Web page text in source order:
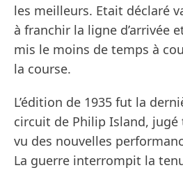
les meilleurs. Etait déclaré
à franchir la ligne d’arrivée
mis le moins de temps à
la course.
L’édition de 1935 fut la
circuit de Philip Island,
vu des nouvelles
La guerre interrompit la